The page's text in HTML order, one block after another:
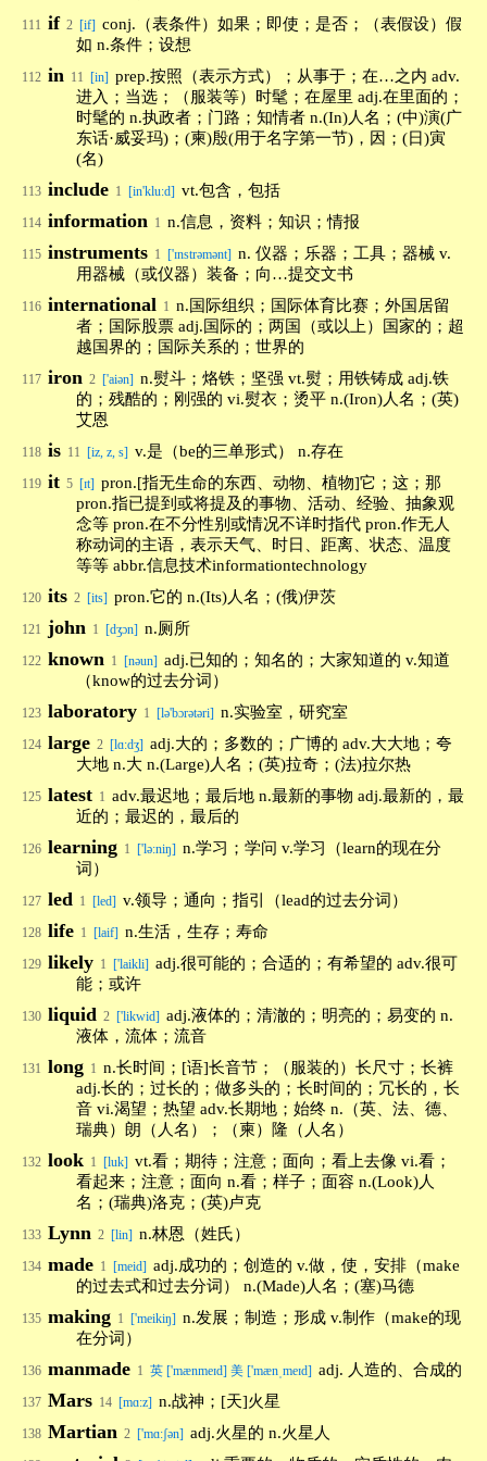
111 if 2 [if] conj.（表条件）如果；即使；是否；（表假设）假
如 n.条件；设想
112 in 11 [in] prep.按照（表示方式）；从事于；在…之内 adv.
进入；当选；（服装等）时髦；在屋里 adj.在里面的；
时髦的 n.执政者；门路；知情者 n.(In)人名；(中)演(广
东话·威妥玛)；(柬)殷(用于名字第一节)，因；(日)寅
(名)
113 include 1 [in'klu:d] vt.包含，包括
114 information 1 n.信息，资料；知识；情报
115 instruments 1 ['ɪnstrəmənt] n. 仪器；乐器；工具；器械 v.
用器械（或仪器）装备；向…提交文书
116 international 1 n.国际组织；国际体育比赛；外国居留
者；国际股票 adj.国际的；两国（或以上）国家的；超
越国界的；国际关系的；世界的
117 iron 2 ['aiən] n.熨斗；烙铁；坚强 vt.熨；用铁铸成 adj.铁
的；残酷的；刚强的 vi.熨衣；烫平 n.(Iron)人名；(英)
艾恩
118 is 11 [iz, z, s] v.是（be的三单形式） n.存在
119 it 5 [ɪt] pron.[指无生命的东西、动物、植物]它；这；那
pron.指已提到或将提及的事物、活动、经验、抽象观
念等 pron.在不分性别或情况不详时指代 pron.作无人
称动词的主语，表示天气、时日、距离、状态、温度
等等 abbr.信息技术informationtechnology
120 its 2 [its] pron.它的 n.(Its)人名；(俄)伊茨
121 john 1 [dʒɔn] n.厕所
122 known 1 [nəun] adj.已知的；知名的；大家知道的 v.知道
（know的过去分词）
123 laboratory 1 [lə'bɔrətəri] n.实验室，研究室
124 large 2 [lɑ:dʒ] adj.大的；多数的；广博的 adv.大大地；夸
大地 n.大 n.(Large)人名；(英)拉奇；(法)拉尔热
125 latest 1 adv.最迟地；最后地 n.最新的事物 adj.最新的，最
近的；最迟的，最后的
126 learning 1 ['lə:niŋ] n.学习；学问 v.学习（learn的现在分
词）
127 led 1 [led] v.领导；通向；指引（lead的过去分词）
128 life 1 [laif] n.生活，生存；寿命
129 likely 1 ['laikli] adj.很可能的；合适的；有希望的 adv.很可
能；或许
130 liquid 2 ['likwid] adj.液体的；清澈的；明亮的；易变的 n.
液体，流体；流音
131 long 1 n.长时间；[语]长音节；（服装的）长尺寸；长裤
adj.长的；过长的；做多头的；长时间的；冗长的，长
音 vi.渴望；热望 adv.长期地；始终 n.（英、法、德、
瑞典）朗（人名）；（柬）隆（人名）
132 look 1 [luk] vt.看；期待；注意；面向；看上去像 vi.看；
看起来；注意；面向 n.看；样子；面容 n.(Look)人
名；(瑞典)洛克；(英)卢克
133 Lynn 2 [lin] n.林恩（姓氏）
134 made 1 [meid] adj.成功的；创造的 v.做，使，安排（make
的过去式和过去分词） n.(Made)人名；(塞)马德
135 making 1 ['meikiŋ] n.发展；制造；形成 v.制作（make的现
在分词）
136 manmade 1 英 ['mænmeɪd] 美 ['mænˌmeɪd] adj. 人造的、合成的
137 Mars 14 [mɑ:z] n.战神；[天]火星
138 Martian 2 ['mɑ:ʃən] adj.火星的 n.火星人